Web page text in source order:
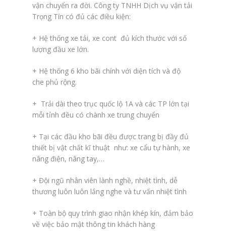
vận chuyển ra đời. Công ty TNHH Dịch vụ vận tải
Trọng Tín có đủ các điều kiện:
+ Hệ thống xe tải, xe cont đủ kích thước với số
lượng đầu xe lớn.
+ Hệ thống 6 kho bãi chính với diện tích và độ
che phủ rộng.
+ Trải dài theo trục quốc lộ 1A và các TP lớn tại
mỗi tỉnh đều có chành xe trung chuyển
+ Tại các đầu kho bãi đều được trang bị đầy đủ
thiết bị vật chất kĩ thuật như: xe cẩu tự hành, xe
nâng điện, nâng tay,…
+ Đội ngũ nhân viên lành nghề, nhiệt tình, dễ
thương luôn luôn lắng nghe và tư vấn nhiệt tình
+ Toàn bộ quy trình giao nhận khép kín, đảm bảo
về việc bảo mật thông tin khách hàng